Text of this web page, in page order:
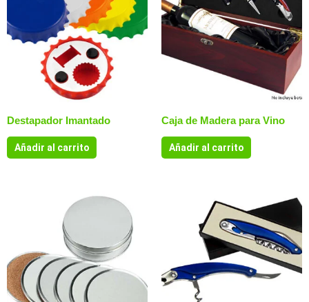
Destapador Imantado
Añadir al carrito
Caja de Madera para Vino
Añadir al carrito